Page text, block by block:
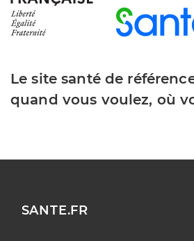
Le site santé de
quand vous voulez, où
SANTE.FR